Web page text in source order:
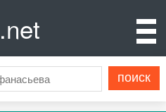
.net